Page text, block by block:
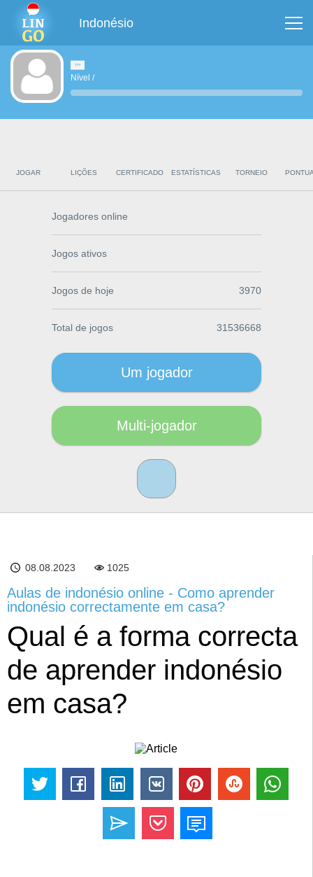
Indonésio
Nível /
JOGAR LIÇÕES CERTIFICADO ESTATÍSTICAS TORNEIO
Jogadores online
Jogos ativos
Jogos de hoje 3970
Total de jogos 31536668
Um jogador
Multi-jogador
08.08.2023 1025
Aulas de indonésio online - Como aprender
indonésio correctamente em casa?
Qual é a forma correcta
de aprender indonésio
em casa?